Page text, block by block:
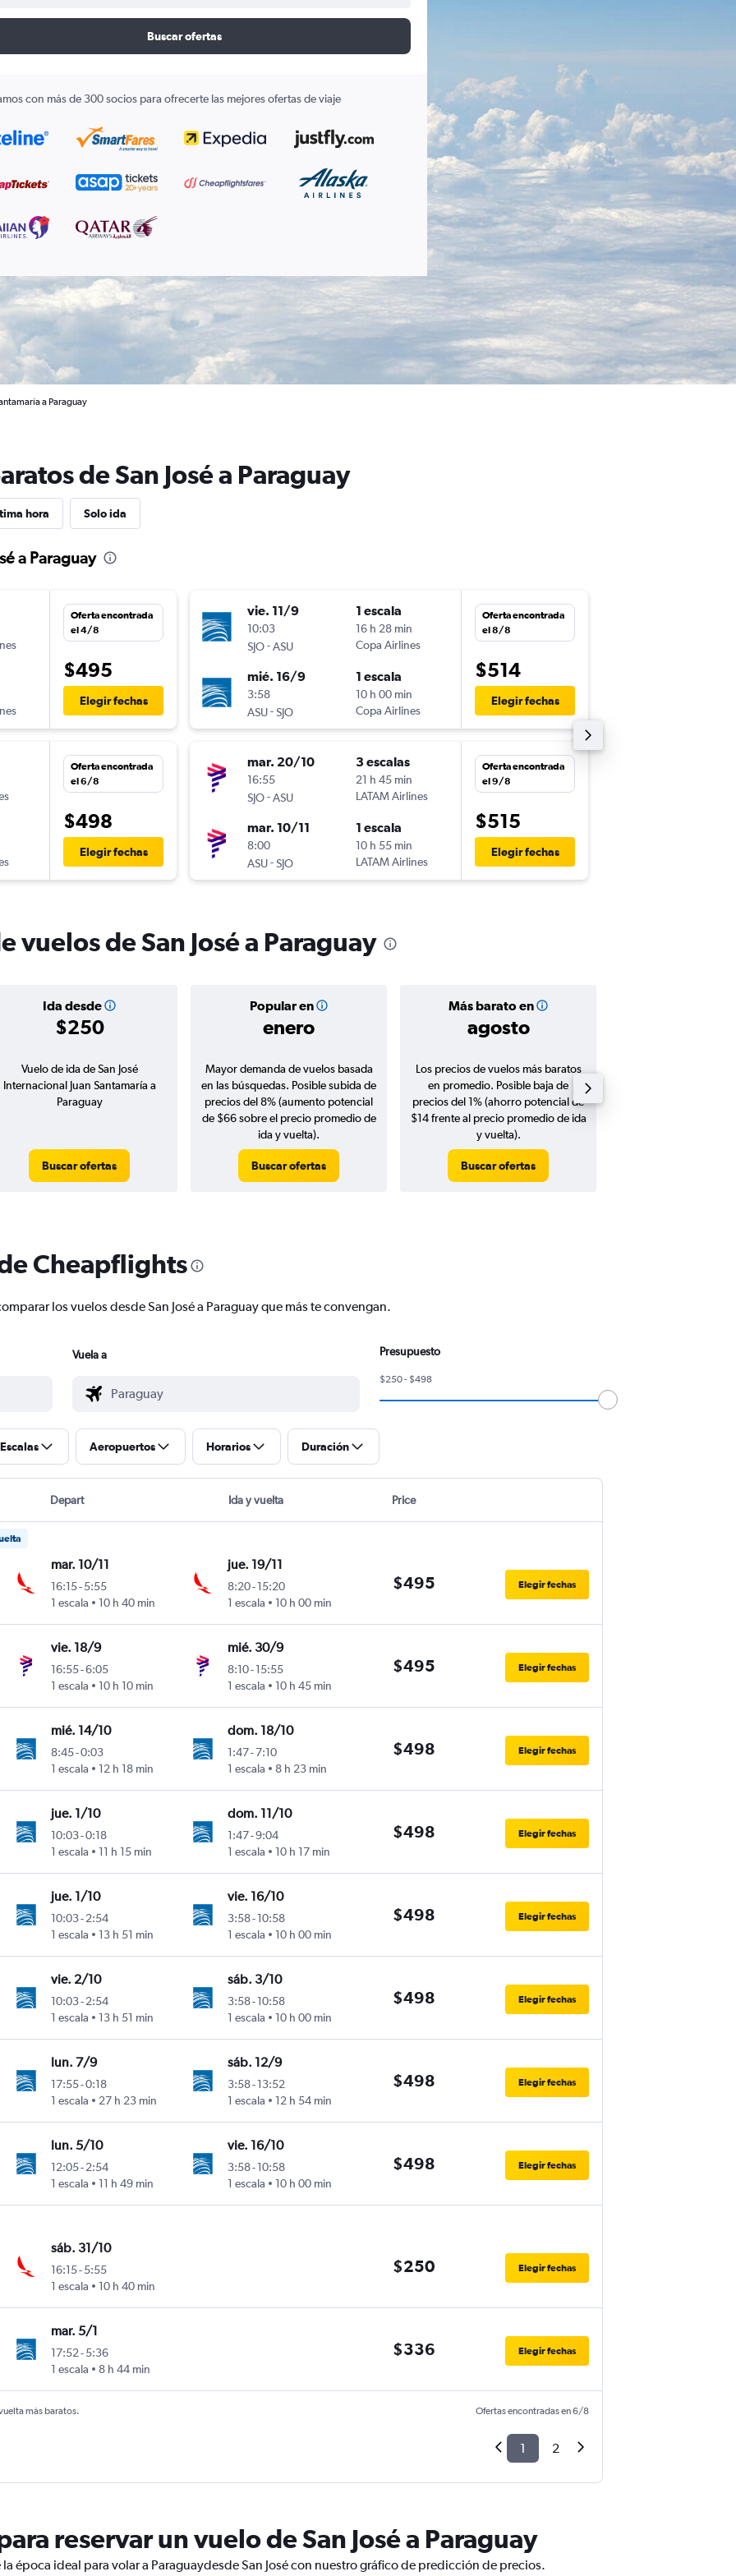
Buscar ofertas
con más de 300 socios para ofrecerte las mejores ofertas de viaje
a Paraguay
de San José a Paraguay
hora Solo ida
a Paraguay
Oferta encontrada
el 4/8
$495
Elegir fechas
Oferta encontrada
el 6/8
$498
Elegir fechas
vie. 11/9
10:03
SJO-ASU
1 escala
16 h 28 min
Copa Airlines
mié. 16/9
3:58
ASU-SJO
1 escala
10 h 00 min
Copa Airlines
Oferta encontrada
el 8/8
$514
Elegir fechas
mar. 20/10
16:55
SJO-ASU
3 escalas
21 h 45 min
LATAM Airlines
mar. 10/11
8:00
ASU-SJO
1 escala
10 h 55 min
LATAM Airlines
Oferta encontrada
el 9/8
$515
Elegir fechas
vuelos de San José a Paraguay
Ida desde
$250
Popular en
enero
Más barato en
agosto
Vuelo de ida de San José
Internacional Juan Santamaría a
Paraguay
Buscar ofertas
Mayor demanda de vuelos basada
en las búsquedas. Posible subida de
precios del 8% (aumento potencial
de $66 sobre el precio promedio de
ida y vuelta).
Buscar ofertas
Los precios de vuelos más baratos
en promedio. Posible baja de
precios del 1% (ahorro potencial de
$14 frente al precio promedio de ida
y vuelta).
Buscar ofertas
Cheapflights
los vuelos desde San José a Paraguay que más te convengan.
Vuela a Presupuesto
$250 - $498
Escalas Aeropuertos Horarios Duración
Depart Ida y vuelta Price
mar. 10/11
16:15-5:55
1 escala
10 h 40 min
jue. 19/11
8:20-15:20
1 escala
10 h 00 min
$495 Elegir fechas
vie. 18/9
16:55-6:05
1 escala
10 h 10 min
mié. 30/9
8:10-15:55
1 escala
10 h 45 min
$495 Elegir fechas
mié. 14/10
8:45-0:03
1 escala
12 h 18 min
dom. 18/10
1:47-7:10
1 escala
8 h 23 min
$498 Elegir fechas
jue. 1/10
10:03-0:18
1 escala
11 h 15 min
dom. 11/10
1:47-9:04
1 escala
10 h 17 min
$498 Elegir fechas
jue. 1/10
10:03-2:54
1 escala
13 h 51 min
vie. 16/10
3:58-10:58
1 escala
10 h 00 min
$498 Elegir fechas
vie. 2/10
10:03-2:54
1 escala
13 h 51 min
sáb. 3/10
3:58-10:58
1 escala
10 h 00 min
$498 Elegir fechas
lun. 7/9
17:55-0:18
1 escala
27 h 23 min
sáb. 12/9
3:58-13:52
1 escala
12 h 54 min
$498 Elegir fechas
lun. 5/10
12:05-2:54
1 escala
11 h 49 min
vie. 16/10
3:58-10:58
1 escala
10 h 00 min
$498 Elegir fechas
sáb. 31/10
16:15-5:55
1 escala
10 h 40 min
$250 Elegir fechas
mar. 5/1
17:52-5:36
1 escala
8 h 44 min
$336 Elegir fechas
más baratos. Ofertas encontradas en 6/8
1 2
reservar un vuelo de San José a Paraguay
época ideal para volar a Paraguaydesde San José con nuestro gráfico de predicción de precios.